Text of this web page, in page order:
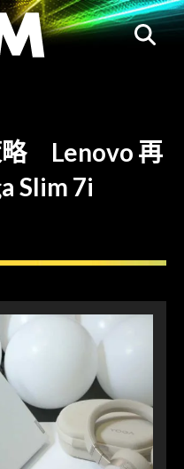
略 Lenovo 再
Slim 7i